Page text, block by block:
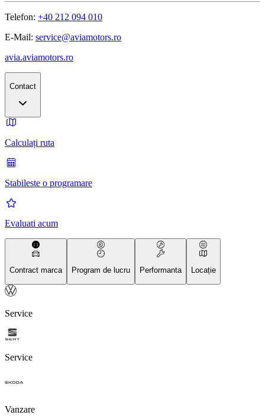
Telefon: +40 212 094 010
E-Mail: service@aviamotors.ro
avia.aviamotors.ro
Contact
Calculați ruta
Stabileste o programare
Evaluati acum
Contract marca Program de lucru Performanta Locație
Service
Service
Vanzare